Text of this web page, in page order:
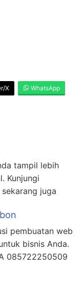
X WhatsApp
tampil lebih
Kunjungi
juga
pembuatan web
bisnis Anda.
085722250509